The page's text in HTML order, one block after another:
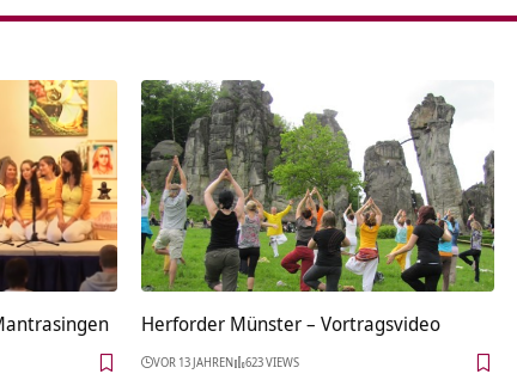
Herforder Münster‏‎ – Vortragsvideo
VOR 13 JAHREN 623 VIEWS